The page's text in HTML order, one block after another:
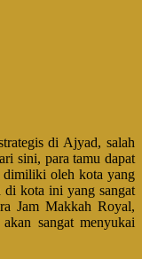
di Ajyad, salah
sini, para tamu dapat
dimiliki oleh kota yang
kota ini yang sangat
Jam Makkah Royal,
sangat menyukai